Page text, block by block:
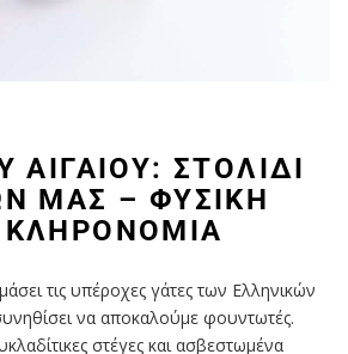
ΑΙΓΑΊΟΥ: ΣΤΟΛΊΔΙ
ΜΑΣ – ΦΥΣΙΚΉ
τις υπέροχες γάτες των Ελληνικών
να αποκαλούμε φουντωτές.
στέγες και ασβεστωμένα